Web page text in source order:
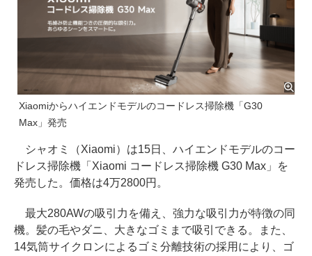
Xiaomiからハイエンドモデルのコードレス掃除機「G30
Max」発売
シャオミ（Xiaomi）は15日、ハイエンドモデルのコー
ドレス掃除機「Xiaomi コードレス掃除機 G30 Max」を
発売した。価格は4万2800円。
最大280AWの吸引力を備え、強力な吸引力が特徴の同
機。髪の毛やダニ、大きなゴミまで吸引できる。また、
14気筒サイクロンによるゴミ分離技術の採用により、ゴ